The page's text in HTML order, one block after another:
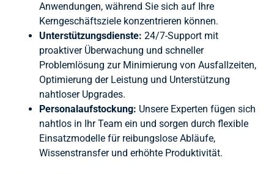
Anwendungen, während Sie sich auf Ihre
Kerngeschäftsziele konzentrieren können.
Unterstützungsdienste: 24/7-Support mit
proaktiver Überwachung und schneller
Problemlösung zur Minimierung von Ausfallzeiten,
Optimierung der Leistung und Unterstützung
nahtloser Upgrades.
Personalaufstockung: Unsere Experten fügen sich
nahtlos in Ihr Team ein und sorgen durch flexible
Einsatzmodelle für reibungslose Abläufe,
Wissenstransfer und erhöhte Produktivität.